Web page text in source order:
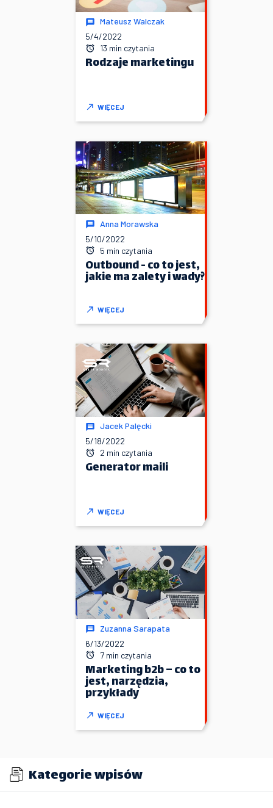
Mateusz Walczak
5/4/2022
13 min czytania
Rodzaje marketingu
WIĘCEJ
Anna Morawska
5/10/2022
5 min czytania
Outbound - co to jest,
jakie ma zalety i wady?
WIĘCEJ
Jacek Palęcki
5/18/2022
2 min czytania
Generator maili
WIĘCEJ
Zuzanna Sarapata
6/13/2022
7 min czytania
Marketing b2b – co to
jest, narzędzia,
przykłady
WIĘCEJ
Kategorie wpisów